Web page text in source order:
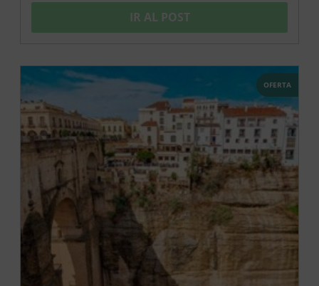
IR AL POST
OFERTA